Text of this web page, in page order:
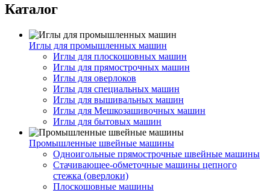
Каталог
Иглы для промышленных машин
Иглы для плоскошовных машин
Иглы для прямострочных машин
Иглы для оверлоков
Иглы для специальных машин
Иглы для вышивальных машин
Иглы для Мешкозашивочных машин
Иглы для бытовых машин
Промышленные швейные машины
Одноигольные прямострочные швейные машины
Стачивающее-обметочные машины цепного
стежка (оверлоки)
Плоскошовные машины